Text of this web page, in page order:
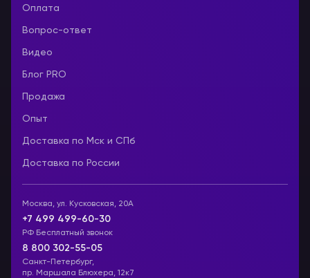
Оплата
Вопрос-ответ
Видео
Блог PRO
Продажа
Опыт
Доставка по Мск и СПб
Доставка по России
Москва, ул. Кусковская, 20А
+7 499 499-60-30
РФ Бесплатный звонок
8 800 302-55-05
Санкт-Петербург,
пр. Маршала Блюхера, 12к7